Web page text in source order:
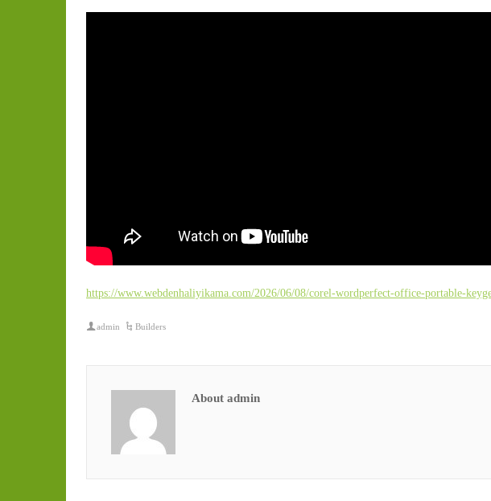
https://www.webdenhaliyikama.com/2026/06/08/corel-wordperfect-office-portable-
admin Builders
About admin